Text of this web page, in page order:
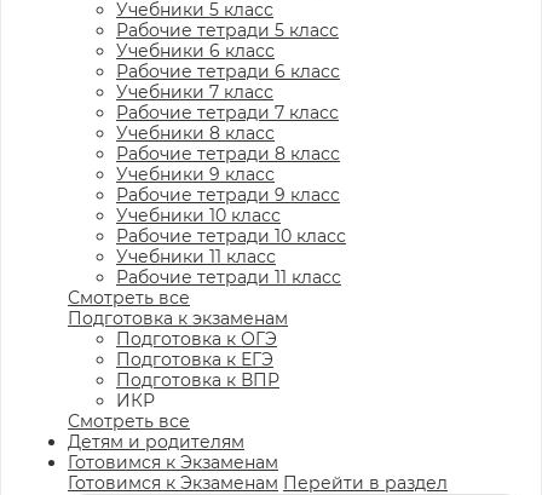
Учебники 5 класс
Рабочие тетради 5 класс
Учебники 6 класс
Рабочие тетради 6 класс
Учебники 7 класс
Рабочие тетради 7 класс
Учебники 8 класс
Рабочие тетради 8 класс
Учебники 9 класс
Рабочие тетради 9 класс
Учебники 10 класс
Рабочие тетради 10 класс
Учебники 11 класс
Рабочие тетради 11 класс
Смотреть все
Подготовка к экзаменам
Подготовка к ОГЭ
Подготовка к ЕГЭ
Подготовка к ВПР
ИКР
Смотреть все
Детям и родителям
Готовимся к Экзаменам
Готовимся к Экзаменам Перейти в раздел